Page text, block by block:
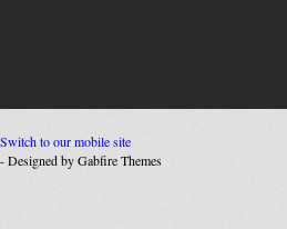
Switch to our mobile site
- Designed by Gabfire Themes